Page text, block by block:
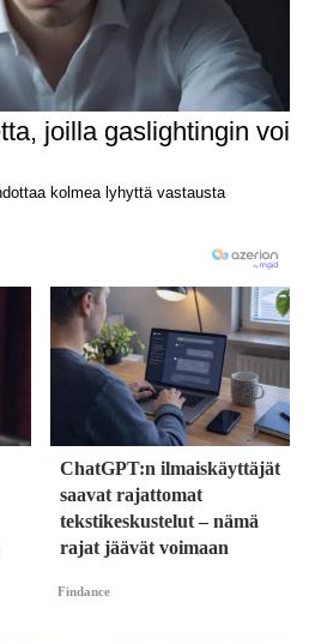
ChatGPT:n ilmaiskäyttäjät
saavat rajattomat
tekstikeskustelut – nämä
rajat jäävät voimaan
Findance